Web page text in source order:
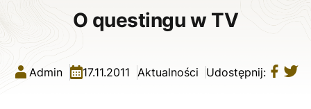
O questingu w TV
Admin 17.11.2011 Aktualności Udostępnij: